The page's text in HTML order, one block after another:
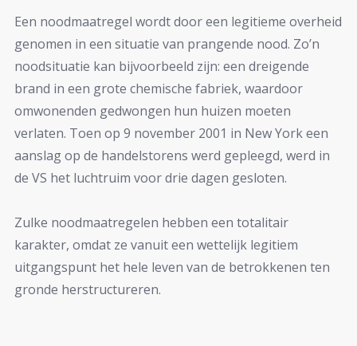
Een noodmaatregel wordt door een legitieme overheid
genomen in een situatie van prangende nood. Zo’n
noodsituatie kan bijvoorbeeld zijn: een dreigende
brand in een grote chemische fabriek, waardoor
omwonenden gedwongen hun huizen moeten
verlaten. Toen op 9 november 2001 in New York een
aanslag op de handelstorens werd gepleegd, werd in
de VS het luchtruim voor drie dagen gesloten.
Zulke noodmaatregelen hebben een totalitair
karakter, omdat ze vanuit een wettelijk legitiem
uitgangspunt het hele leven van de betrokkenen ten
gronde herstructureren.